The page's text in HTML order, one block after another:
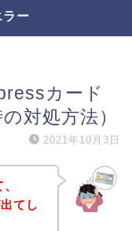
ー
カード
対処方法）
2021年10月3日
てし